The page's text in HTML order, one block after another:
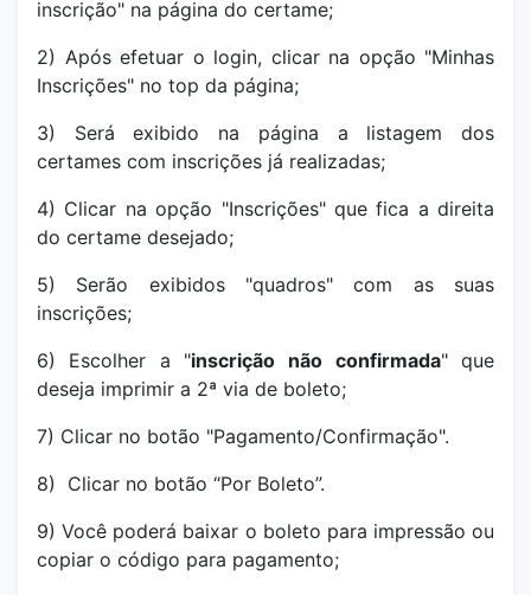
inscrição" na página do certame;
2) Após efetuar o login, clicar na opção "Minhas
Inscrições" no top da página;
3) Será exibido na página a listagem dos
certames com inscrições já realizadas;
4) Clicar na opção "Inscrições" que fica a direita
do certame desejado;
5) Serão exibidos "quadros" com as suas
inscrições;
6) Escolher a "inscrição não confirmada" que
deseja imprimir a 2ª via de boleto;
7) Clicar no botão "Pagamento/Confirmação".
8) Clicar no botão “Por Boleto”.
9) Você poderá baixar o boleto para impressão ou
copiar o código para pagamento;